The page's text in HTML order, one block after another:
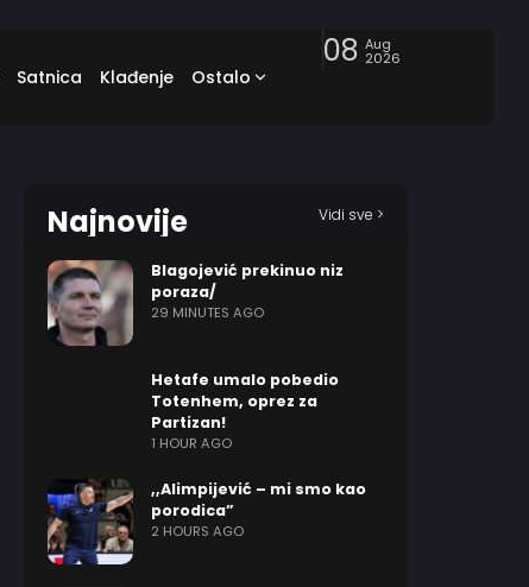
Satnica Klađenje Ostalo
08 Aug
2026
Najnovije Vidi sve >
Blagojević prekinuo niz
poraza/
29 MINUTES AGO
Hetafe umalo pobedio
Totenhem, oprez za
Partizan!
1 HOUR AGO
,,Alimpijević – mi smo kao
porodica”
2 HOURS AGO